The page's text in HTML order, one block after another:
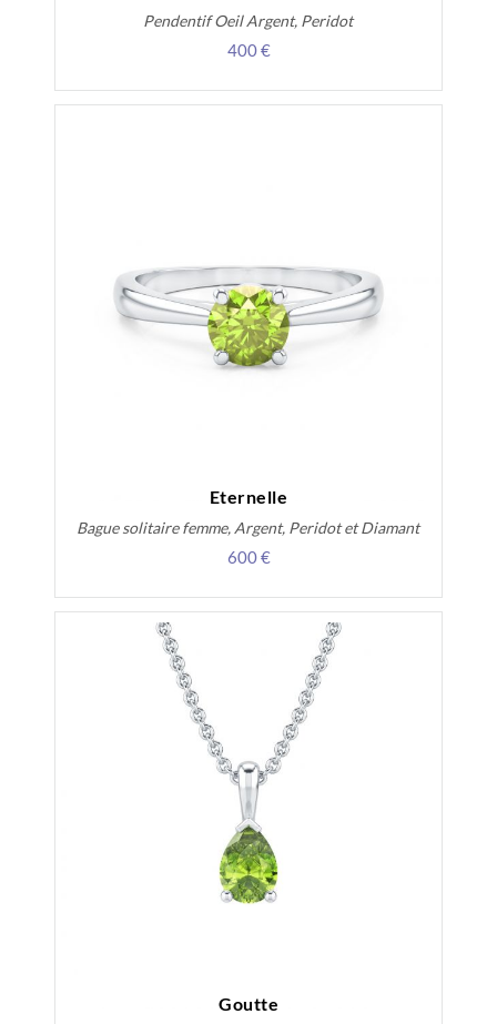
Pendentif Oeil Argent, Peridot
400 €
Eternelle
Bague solitaire femme, Argent, Peridot et Diamant
600 €
Goutte